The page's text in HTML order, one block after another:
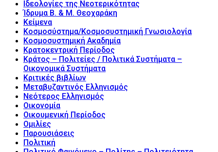
Ιδεολογίες της Νεοτερικότητας
Ίδρυμα Β. & Μ. Θεοχαράκη
Κείμενα
Κοσμοσύστημα/Κοσμοσυστημική Γνωσιολογία
Κοσμοσυστημική Ακαδημία
Κρατοκεντρική Περίοδος
Κράτος – Πολιτείες / Πολιτικά Συστήματα –
Οικονομικά Συστήματα
Κριτικές βιβλίων
Μεταβυζαντινός Ελληνισμός
Νεότερος Ελληνισμός
Οικονομία
Οικουμενική Περίοδος
Ομιλίες
Παρουσιάσεις
Πολιτική